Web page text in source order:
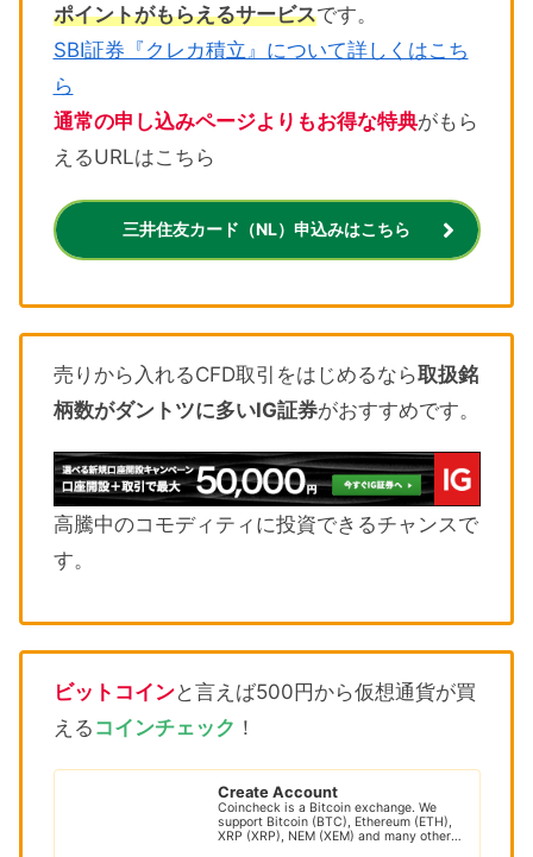
ポイントがもらえるサービスです。
SBI証券『クレカ積立』について詳しくはこち
ら
通常の申し込みページよりもお得な特典がもら
えるURLはこちら
三井住友カード（NL）申込みはこちら
売りから入れるCFD取引をはじめるなら取扱銘
柄数がダントツに多いIG証券がおすすめです。
高騰中のコモディティに投資できるチャンスで
す。
ビットコインと言えば500円から仮想通貨が買
える コインチェック ！
Create Account
Coincheck is a Bitcoin exchange. We
support Bitcoin (BTC), Ethereum (ETH),
XRP (XRP), NEM (XEM) and many other